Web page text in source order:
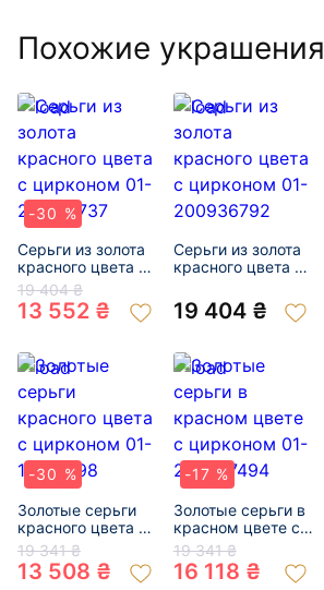
Похожие украшения
-30 %
Серьги из золота
красного цвета с
цирконом 01-
200174737
19 404 ₴
13 552 ₴
Серьги из золота
красного цвета с
200936792
19 404 ₴
-30 %
Золотые серьги
красного цвета с
цирконом 01-
19313098
19 341 ₴
13 508 ₴
-17 %
Золотые серьги в
красном цвете с
цирконом 01-
200867494
19 341 ₴
16 118 ₴